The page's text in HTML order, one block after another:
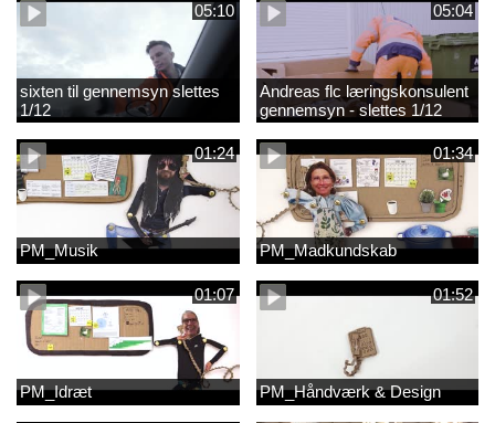
05:10
sixten til gennemsyn slettes
1/12
05:04
Andreas flc læringskonsulent
gennemsyn - slettes 1/12
01:24
PM_Musik
01:34
PM_Madkundskab
01:07
PM_Idræt
01:52
PM_Håndværk & Design